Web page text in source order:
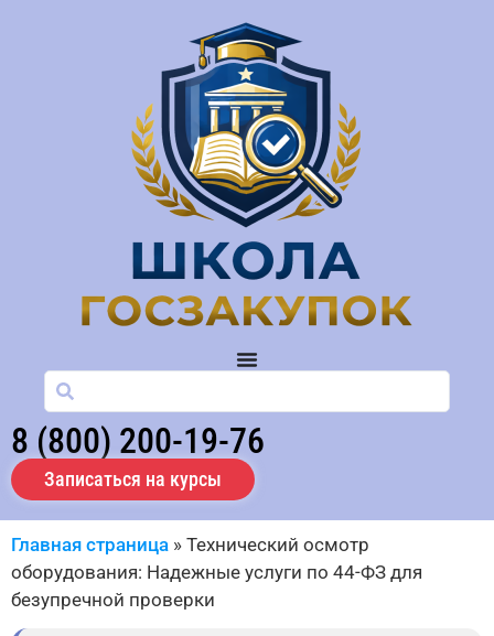
8 (800) 200-19-76
Записаться на курсы
Главная страница » Технический осмотр
оборудования: Надежные услуги по 44-ФЗ для
безупречной проверки